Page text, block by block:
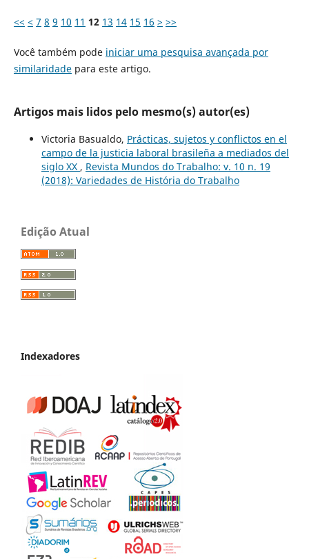
<< < 7 8 9 10 11 12 13 14 15 16 > >>
Você também pode iniciar uma pesquisa avançada por
similaridadepara este artigo.
Artigos mais lidos pelo mesmo(s) autor(es)
Victoria Basualdo, Prácticas, sujetos y conflictos en el
campo de la justicia laboral brasileña a mediados del
siglo XX , Revista Mundos do Trabalho: v. 10 n. 19
(2018): Variedades de História do Trabalho
Edição Atual
Indexadores